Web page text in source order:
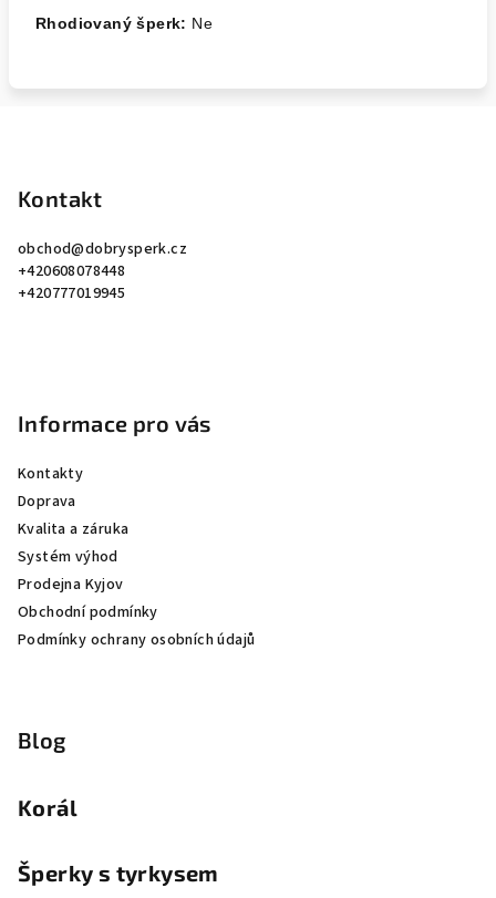
Rhodiovaný šperk: Ne
Kontakt
obchod@dobrysperk.cz
+420608078448
+420777019945
Informace pro vás
Kontakty
Doprava
Kvalita a záruka
Systém výhod
Prodejna Kyjov
Obchodní podmínky
Podmínky ochrany osobních údajů
Blog
Korál
Šperky s tyrkysem